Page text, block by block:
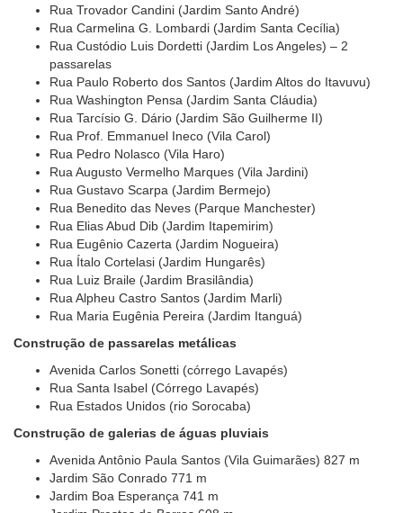
Rua Trovador Candini (Jardim Santo André)
Rua Carmelina G. Lombardi (Jardim Santa Cecília)
Rua Custódio Luis Dordetti (Jardim Los Angeles) – 2
passarelas
Rua Paulo Roberto dos Santos (Jardim Altos do Itavuvu)
Rua Washington Pensa (Jardim Santa Cláudia)
Rua Tarcísio G. Dário (Jardim São Guilherme II)
Rua Prof. Emmanuel Ineco (Vila Carol)
Rua Pedro Nolasco (Vila Haro)
Rua Augusto Vermelho Marques (Vila Jardini)
Rua Gustavo Scarpa (Jardim Bermejo)
Rua Benedito das Neves (Parque Manchester)
Rua Elias Abud Dib (Jardim Itapemirim)
Rua Eugênio Cazerta (Jardim Nogueira)
Rua Ítalo Cortelasi (Jardim Hungarês)
Rua Luiz Braile (Jardim Brasilândia)
Rua Alpheu Castro Santos (Jardim Marli)
Rua Maria Eugênia Pereira (Jardim Itanguá)
Construção de passarelas metálicas
Avenida Carlos Sonetti (córrego Lavapés)
Rua Santa Isabel (Córrego Lavapés)
Rua Estados Unidos (rio Sorocaba)
Construção de galerias de águas pluviais
Avenida Antônio Paula Santos (Vila Guimarães) 827 m
Jardim São Conrado 771 m
Jardim Boa Esperança 741 m